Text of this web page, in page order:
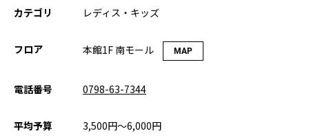
カテゴリ レディス・キッズ
フロア 本館1F 南モール MAP
電話番号 0798-63-7344
平均予算 3,500円〜6,000円